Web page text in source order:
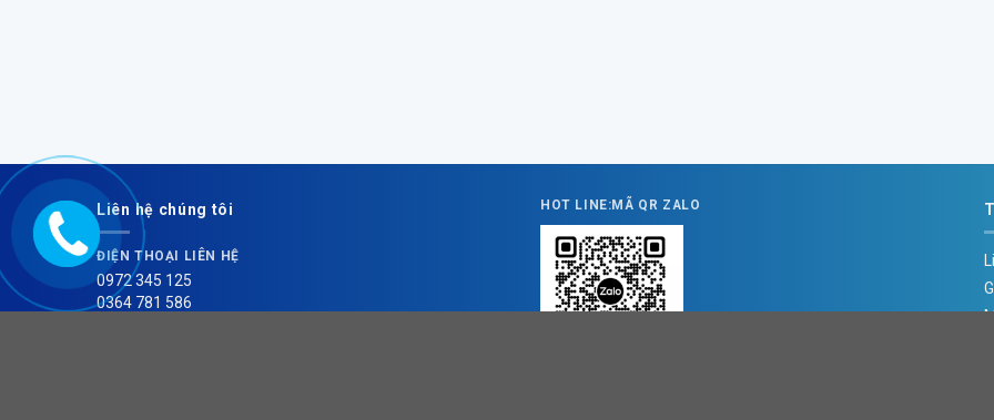
Liên hệ chúng tôi
ĐIỆN THOẠI LIÊN HỆ
0972 345 125
0364 781 586
HOT LINE:MÃ QR ZALO